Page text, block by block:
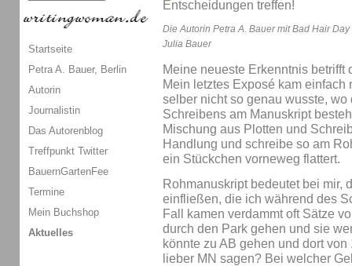
Die Autorin Petra A. Bauer mit Bad Hair
Julia Bauer
Meine neueste Erkenntnis
Mein letztes Exposé kam
selber nicht so genau wusste,
Schreibens am Manuskript
Mischung aus Plotten und
Handlung und schreibe so am
ein Stückchen vorneweg flattert.
Rohmanuskript bedeutet bei mir,
einfließen, die ich während des
Fall kamen verdammt oft Sätze
durch den Park gehen und sie
könnte zu AB gehen und dort
lieber MN sagen? Bei welcher
Startseite
Petra A. Bauer, Berlin
Autorin
Journalistin
Das Autorenblog
Treffpunkt Twitter
BauernGartenFee
Termine
Mein Buchshop
Aktuelles